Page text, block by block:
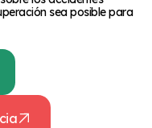
sea posible para